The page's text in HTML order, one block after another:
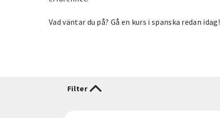
Vad väntar du på? Gå en kurs i spanska redan idag!
Filter